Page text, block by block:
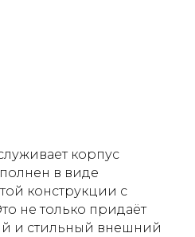
корпус
в виде
конструкции с
не только придаёт
и стильный внешний